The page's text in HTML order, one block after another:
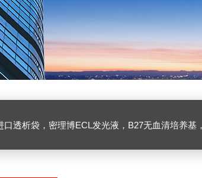
透析袋，密理博ECL发光液，B27无血清培养基，N2培养基，紫外酶标板，Gibco胶原酶，Trizol一步法试剂，反转录